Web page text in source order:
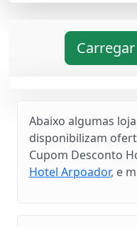
Abaixo algumas
disponibilizam
Cupom Desconto
Hotel Arpoador, e